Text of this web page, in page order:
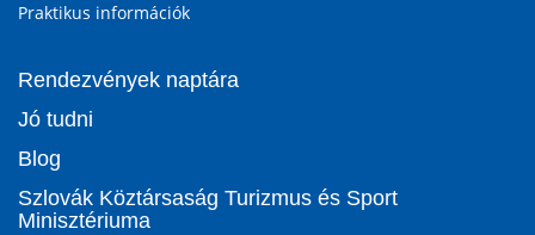
Praktikus információk
Rendezvények naptára
Jó tudni
Blog
Szlovák Köztársaság Turizmus és Sport
Minisztériuma